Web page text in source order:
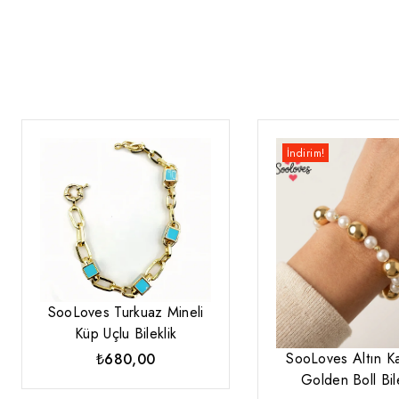
SooLoves Turkuaz Mineli
Küp Uçlu Bileklik
₺680,00
İndirim!
SooLoves Altın
Golden Boll